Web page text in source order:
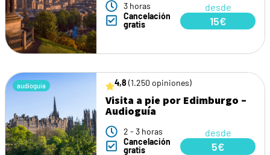
3 horas
Cancelación
gratis
desde
15€
audioguia 4,8 (1.250 opiniones)
Visita a pie por Edimburgo –
Audioguía
2 - 3 horas
Cancelación
gratis
desde
5€